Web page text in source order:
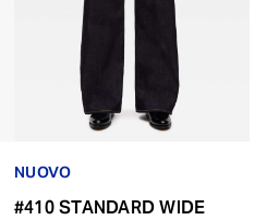
NUOVO
#410 STANDARD WIDE